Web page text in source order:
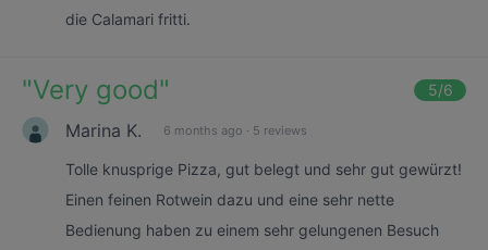
die Calamari fritti.
"Very good" 5/6
Marina K. 6 months ago · 5 reviews
Tolle knusprige Pizza, gut belegt und sehr gut gewürzt!
Einen feinen Rotwein dazu und eine sehr nette
Bedienung haben zu einem sehr gelungenen Besuch